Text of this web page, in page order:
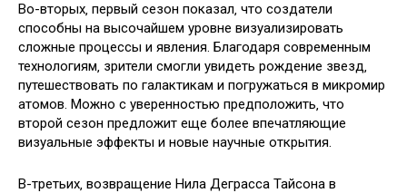
Во-вторых‚ первый сезон показал‚ что создатели
способны на высочайшем уровне визуализировать
сложные процессы и явления. Благодаря современным
технологиям‚ зрители смогли увидеть рождение звезд‚
путешествовать по галактикам и погружаться в микромир
атомов. Можно с уверенностью предположить‚ что
второй сезон предложит еще более впечатляющие
визуальные эффекты и новые научные открытия.
В-третьих‚ возвращение Нила Деграсса Тайсона в